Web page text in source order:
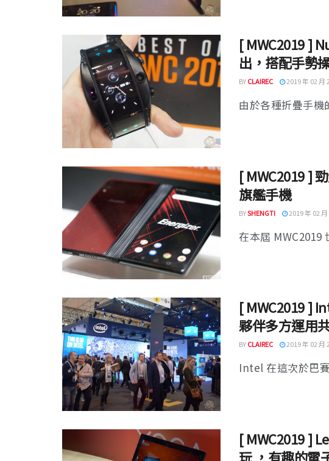
[ MWC2019 ]
出，搭配手勢
BYCLAIREC 2019 年 02 月
由於各種折疊手機
[ MWC2019 ]
旗艦手機
BYSHENGTI 2019 年 02 月
在本屆 MWC2019
[ MWC2019 ]
夥伴多方運用
BYCLAIREC 2019 年 02 月
Intel 在這次於巴
[ MWC2019 ]
玩 ，有趣的電